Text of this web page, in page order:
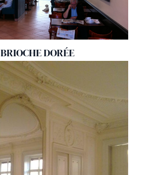
BRIOCHE DORÉE